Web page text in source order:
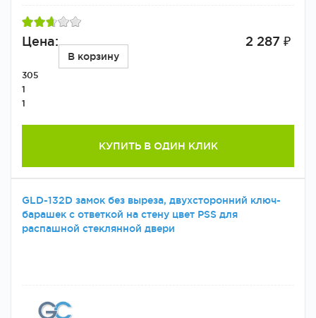
Цена: 2 287 ₽
В корзину
305
1
1
КУПИТЬ В ОДИН КЛИК
GLD-132D замок без выреза, двухсторонний ключ-
барашек с ответкой на стену цвет PSS для
распашной стеклянной двери